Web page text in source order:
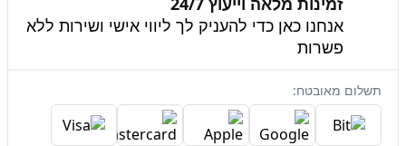
אנחנו כאן כדי להעניק לך ליווי אישי ושירות ללא
פשרות
תשלום מאובטח: